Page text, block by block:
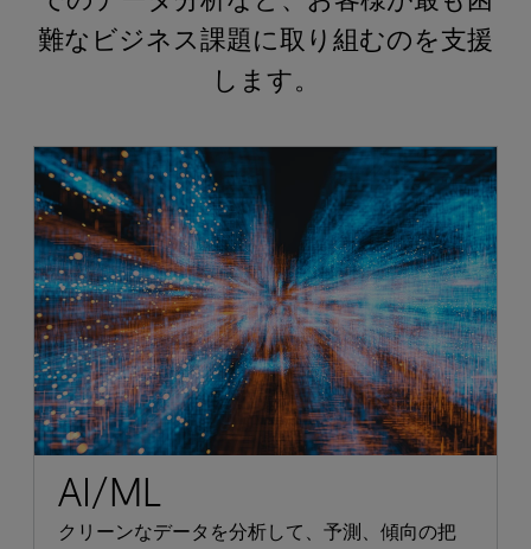
難なビジネス課題に取り組むのを支援
します。
AI/ML
クリーンなデータを分析して、予測、傾向の把